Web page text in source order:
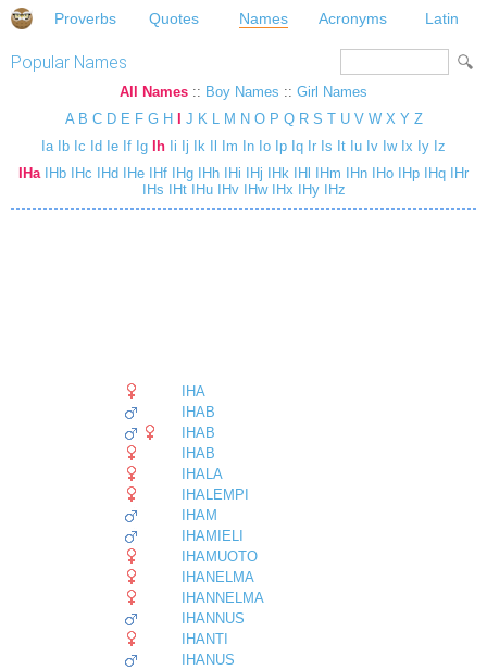
Proverbs Quotes Names Acronyms Latin
Popular Names
All Names :: Boy Names :: Girl Names
A B C D E F G H J K L M N O P Q R S T U V W X Y Z
Ia
Ib Ic Id Ie If Ig Ih Ii Ij Ik Im In Io Ip Iq Ir Is It Iu Iv Iw Ix Iy Iz
IHaIHb IHc IHd IHe IHf IHg IHh IHi IHj IHk IHl IHm IHn IHo IHp IHq IHr
IHs IHtIHuIHvIHwIHx IHyIHz
IHA
IHAB
IHAB
IHAB
IHALA
IHALEMPI
IHAM
IHAMIELI
IHAMUOTO
IHANELMA
IHANNELMA
IHANNUS
IHANTI
IHANUS